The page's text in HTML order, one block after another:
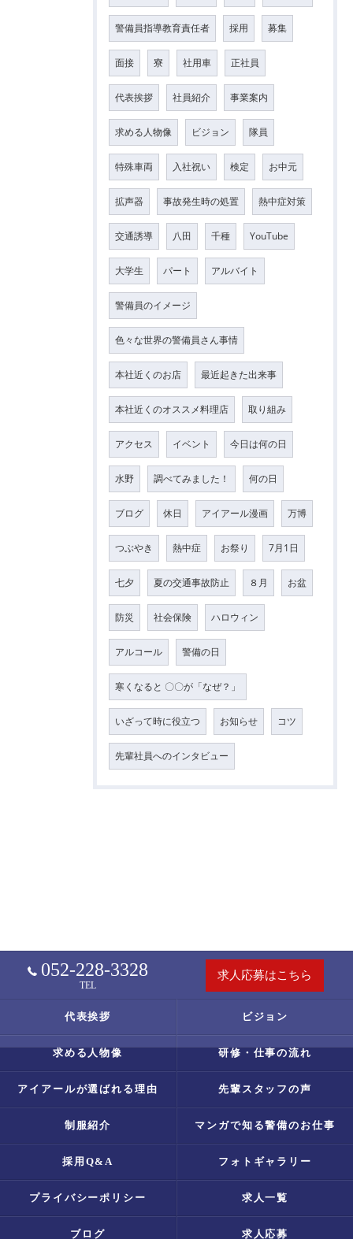
警備員指導教育責任者 採用 募集
面接 寮 社用車 正社員
代表挨拶 社員紹介 事業案内
求める人物像 ビジョン 隊員
特殊車両 入社祝い 検定 お中元
拡声器 事故発生時の処置 熱中症対策
交通誘導 八田 千種 YouTube
大学生 パート アルバイト
警備員のイメージ
色々な世界の警備員さん事情
本社近くのお店 最近起きた出来事
本社近くのオススメ料理店 取り組み
アクセス イベント 今日は何の日
水野 調べてみました！ 何の日
ブログ 休日 アイアール漫画 万博
つぶやき 熱中症 お祭り 7月1日
七夕 夏の交通事故防止 ８月 お盆
防災 社会保険 ハロウィン
アルコール 警備の日
寒くなると 〇〇が「なぜ？」
いざって時に役立つ お知らせ コツ
先輩社員へのインタビュー
052-228-3328
TEL
求人応募はこちら
代表挨拶 ビジョン
求める人物像 研修・仕事の流れ
アイアールが選ばれる理由 先輩スタッフの声
制服紹介 マンガで知る警備のお仕事
採用Q&A フォトギャラリー
プライバシーポリシー 求人一覧
ブログ 求人応募